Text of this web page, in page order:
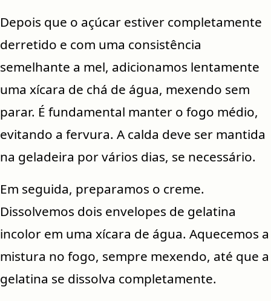
Depois que o açúcar estiver completamente
derretido e com uma consistência
semelhante a mel, adicionamos lentamente
uma xícara de chá de água, mexendo sem
parar. É fundamental manter o fogo médio,
evitando a fervura. A calda deve ser mantida
na geladeira por vários dias, se necessário.
Em seguida, preparamos o creme.
Dissolvemos dois envelopes de gelatina
incolor em uma xícara de água. Aquecemos a
mistura no fogo, sempre mexendo, até que a
gelatina se dissolva completamente.